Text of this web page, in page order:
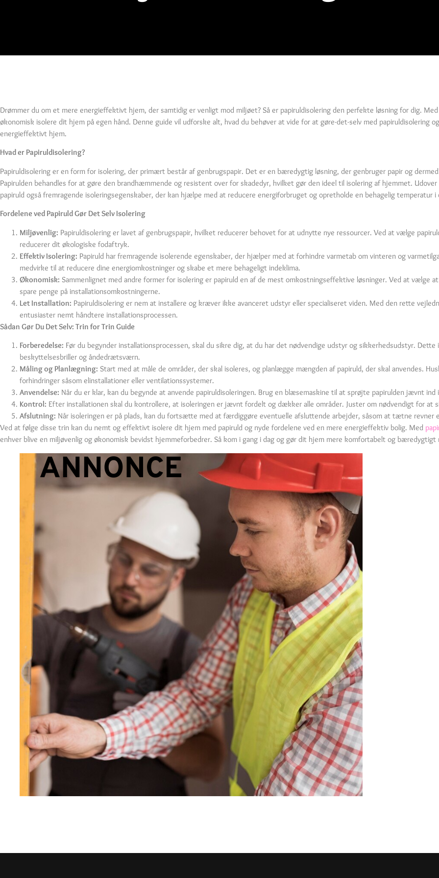
Drømmer du om et mere energieffektivt hjem, der samtidig er venligt mod miljøet? Så er papiruldisolering den perfekte løsning for dig.
økonomisk isolere dit hjem på egen hånd. Denne guide vil udforske alt, hvad du behøver at vide for at gøre-det-selv med papiruldisolering
energieffektivt hjem.
Hvad er Papiruldisolering?
Papiruldisolering er en form for isolering, der primært består af genbrugspapir. Det er en bæredygtig løsning, der genbruger papir og
Papirulden behandles for at gøre den brandhæmmende og resistent over for skadedyr, hvilket gør den ideel til isolering af hjemmet.
papiruld også fremragende isoleringsegenskaber, der kan hjælpe med at reducere energiforbruget og opretholde en behagelig temperatur
Fordelene ved Papiruld Gør Det Selv Isolering
Miljøvenlig: Papiruldisolering er lavet af genbrugspapir, hvilket reducerer behovet for at udnytte nye ressourcer. Ved at vælge
reducerer dit økologiske fodaftryk.
Effektiv Isolering: Papiruld har fremragende isolerende egenskaber, der hjælper med at forhindre varmetab om vinteren og
medvirke til at reducere dine energiomkostninger og skabe et mere behageligt indeklima.
Økonomisk: Sammenlignet med andre former for isolering er papiruld en af de mest omkostningseffektive løsninger. Ved at vælge
spare penge på installationsomkostningerne.
Let Installation: Papiruldisolering er nem at installere og kræver ikke avanceret udstyr eller specialiseret viden. Med den rette
entusiaster nemt håndtere installationsprocessen.
Sådan Gør Du Det Selv: Trin for Trin Guide
Forberedelse: Før du begynder installationsprocessen, skal du sikre dig, at du har det nødvendige udstyr og sikkerhedsudstyr. Dette
beskyttelsesbriller og åndedrætsværn.
Måling og Planlægning: Start med at måle de områder, der skal isoleres, og planlægge mængden af papiruld, der skal anvendes.
forhindringer såsom elinstallationer eller ventilationssystemer.
Anvendelse: Når du er klar, kan du begynde at anvende papiruldisoleringen. Brug en blæsemaskine til at sprøjte papirulden jævnt
Kontrol: Efter installationen skal du kontrollere, at isoleringen er jævnt fordelt og dækker alle områder. Juster om nødvendigt for at
Afslutning: Når isoleringen er på plads, kan du fortsætte med at færdiggøre eventuelle afsluttende arbejder, såsom at tætne revner
Ved at følge disse trin kan du nemt og effektivt isolere dit hjem med papiruld og nyde fordelene ved en mere energieffektiv bolig. Med
enhver blive en miljøvenlig og økonomisk bevidst hjemmeforbedrer. Så kom i gang i dag og gør dit hjem mere komfortabelt og bæredygtigt